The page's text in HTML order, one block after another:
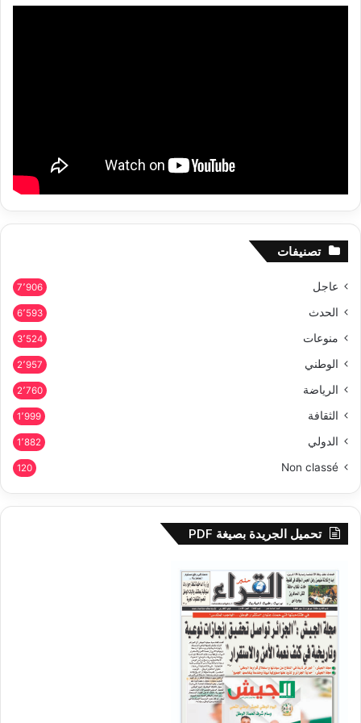
تصنيفات
عاجل 7٬906
الحدث 6٬593
منوعات 3٬524
الوطني 2٬957
الرياضة 2٬760
الثقافة 1٬999
الدولي 1٬882
Non classé
120
تحميل الجريدة بصيغة PDF